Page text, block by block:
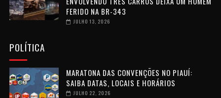
FERIDO NA BR-343
JULHO 13, 2026
POLÍTICA
MARATONA DAS CONVENÇÕES NO PIAUÍ:
SAIBA DATAS, LOCAIS E HORÁRIOS
JULHO 22, 2026